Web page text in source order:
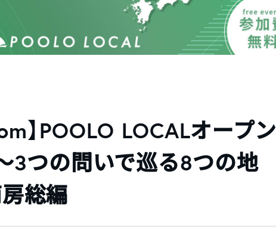
】POOLO LOCALオープン
3つの問いで巡る8つの地
総編